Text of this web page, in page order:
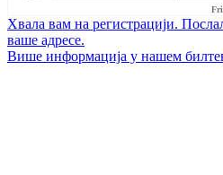
Хвала вам на регистрацији.
ваше адресе.
Више информација у нашем